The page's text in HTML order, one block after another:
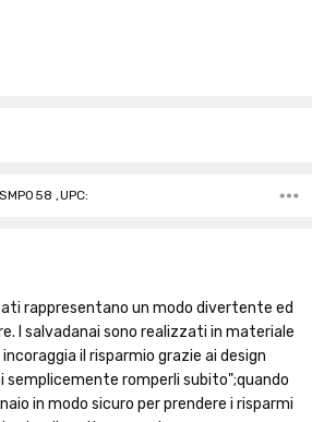
,UPC:
rappresentano un modo divertente ed
I salvadanai sono realizzati in materiale
il risparmio grazie ai design
romperli subito";quando
in modo sicuro per prendere i risparmi